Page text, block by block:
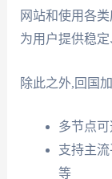
网站和使用各
为用户提供稳定
除此之外,回国
多节点
支持主流
等